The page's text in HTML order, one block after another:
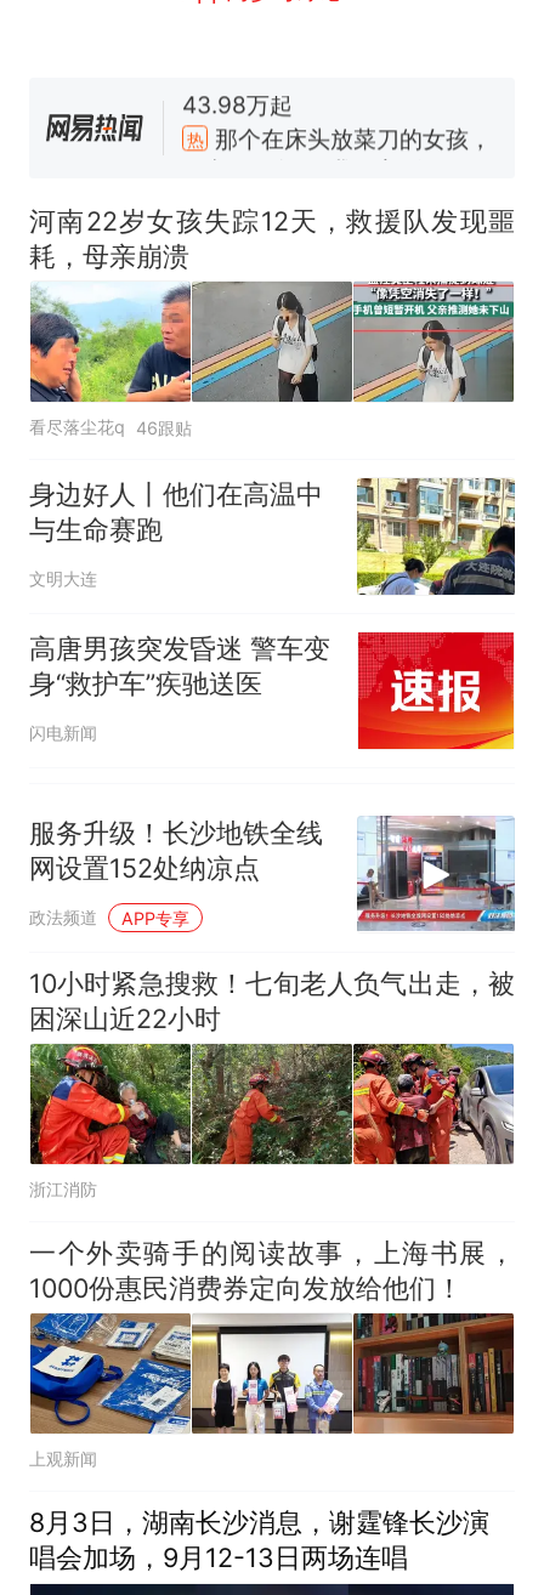
核查
力已达15级 最新研判
热 那个在床头放菜刀的女孩，
因老师一句“跟我回家”改写了
河南22岁女孩失踪12天，救援队发现噩
耗，母亲崩溃
看尽落尘花q 46跟贴
身边好人丨他们在高温中
与生命赛跑
文明大连
高唐男孩突发昏迷 警车变
身“救护车”疾驰送医
闪电新闻
服务升级！长沙地铁全线
网设置152处纳凉点
政法频道 APP专享
10小时紧急搜救！七旬老人负气出走，被
困深山近22小时
浙江消防
一个外卖骑手的阅读故事，上海书展，
1000份惠民消费券定向发放给他们！
上观新闻
8月3日，湖南长沙消息，谢霆锋长沙演
唱会加场，9月12-13日两场连唱